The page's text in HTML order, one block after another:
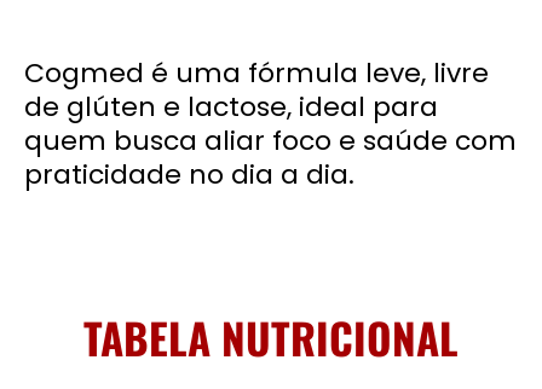
Cogmed é uma fórmula leve, livre
de glúten e lactose, ideal para
quem busca aliar foco e saúde com
praticidade no dia a dia.
TABELA NUTRICIONAL